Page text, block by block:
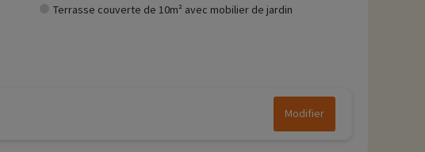
Terrasse couverte de 10m² avec mobilier de jardin
Modifier